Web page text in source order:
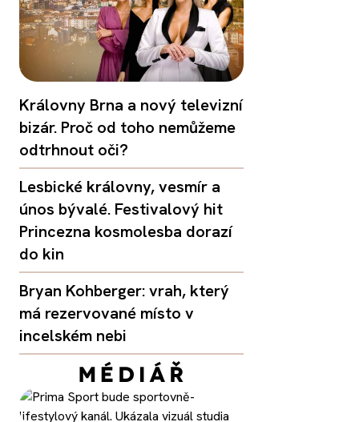
Královny Brna a nový televizní
bizár. Proč od toho nemůžeme
odtrhnout oči?
Lesbické královny, vesmír a
únos bývalé. Festivalový hit
Princezna kosmolesba dorazí
do kin
Bryan Kohberger: vrah, který
má rezervované místo v
incelském nebi